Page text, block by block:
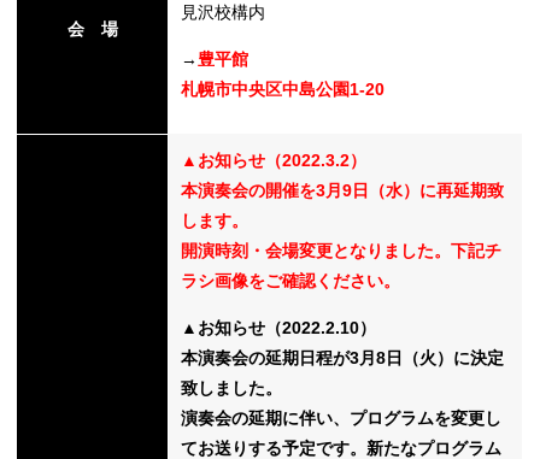
会 場
見沢校構内
→ 豊平館
札幌市中央区中島公園1-20
▲お知らせ（2022.3.2）
本演奏会の開催を3月9日（水）に再延期致
します。
開演時刻・会場変更となりました。下記チ
ラシ画像をご確認ください。
▲お知らせ（2022.2.10）
本演奏会の延期日程が3月8日（火）に決定
致しました。
演奏会の延期に伴い、プログラムを変更し
てお送りする予定です。新たなプログラム